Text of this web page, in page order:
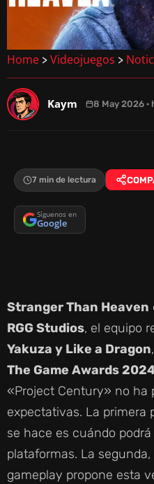
Home > Videojuegos >
Kaym 8 May 2026 ·
7 min de lectura
Síguenos en
Google
Stranger Than Heaven
RGG Studios, el equipo
Yakuza y Like a Dragon
The Game Awards
«Project Century» no ha
expectativas. La primera
se hace es cuándo
plataformas. La
gameplay propone esta